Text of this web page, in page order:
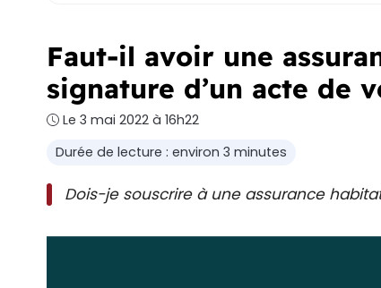
Faut-il avoir une
signature d’un acte de
Le 3 mai 2022 à 16h22
Durée de lecture : environ 3 minutes
Dois-je souscrire à une assurance